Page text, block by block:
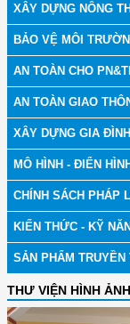
XÂY DỰNG NÔNG
BẢO VỆ MÔI
AN TOÀN CHO
AN TOÀN GIAO
XÂY DỰNG GIA
MÔ HÌNH - ĐIỂN HÌNH
CHÍNH SÁCH PHÁP
KIẾN THỨC - KỸ
SẢN PHẨM TRUYỀN
THƯ VIỆN HÌNH ẢNH